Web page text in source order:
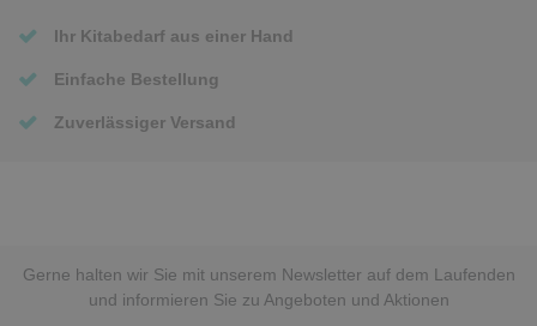
Ihr Kitabedarf aus einer Hand
Einfache Bestellung
Zuverlässiger Versand
Gerne halten wir Sie mit unserem Newsletter auf dem Laufenden
und informieren Sie zu Angeboten und Aktionen